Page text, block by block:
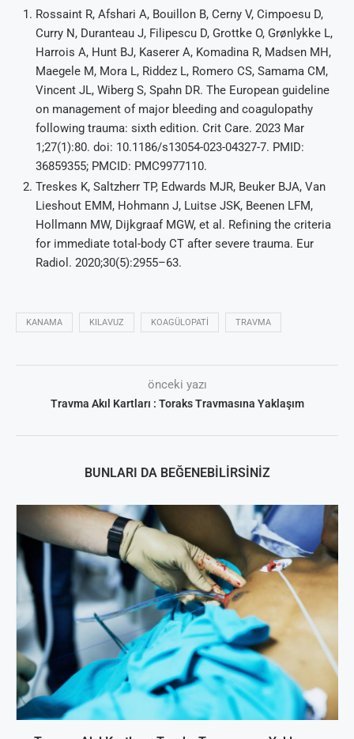
Rossaint R, Afshari A, Bouillon B, Cerny V, Cimpoesu D,
Curry N, Duranteau J, Filipescu D, Grottke O, Grønlykke L,
Harrois A, Hunt BJ, Kaserer A, Komadina R, Madsen MH,
Maegele M, Mora L, Riddez L, Romero CS, Samama CM,
Vincent JL, Wiberg S, Spahn DR. The European guideline
on management of major bleeding and coagulopathy
following trauma: sixth edition. Crit Care. 2023 Mar
1;27(1):80. doi: 10.1186/s13054-023-04327-7. PMID:
36859355; PMCID: PMC9977110.
Treskes K, Saltzherr TP, Edwards MJR, Beuker BJA, Van
Lieshout EMM, Hohmann J, Luitse JSK, Beenen LFM,
Hollmann MW, Dijkgraaf MGW, et al. Refining the criteria
for immediate total-body CT after severe trauma. Eur
Radiol. 2020;30(5):2955–63.
KANAMA KILAVUZ KOAGÜLOPATI TRAVMA
önceki yazı
Travma Akıl Kartları : Toraks Travmasına Yaklaşım
BUNLARI DA BEĞENEBILIRSINIZ